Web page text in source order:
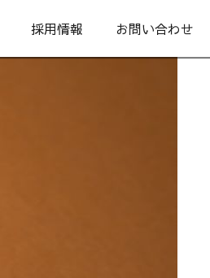
採用情報 お問い合わせ